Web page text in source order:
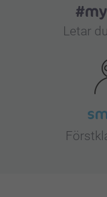
Letar